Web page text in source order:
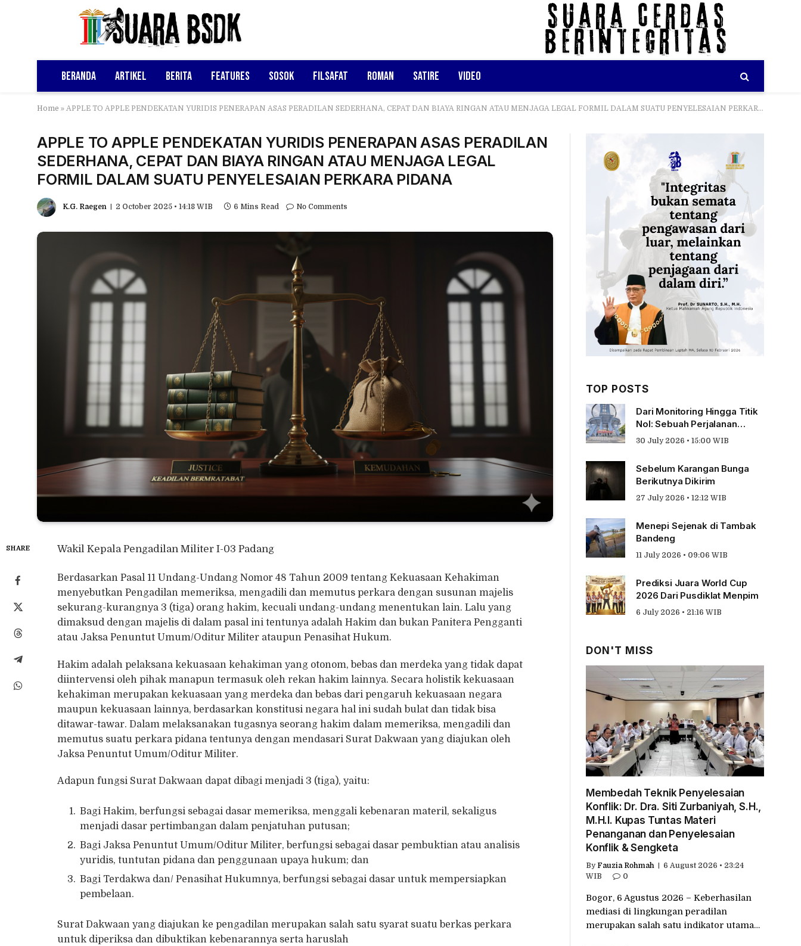
Beranda Artikel Berita Features Sosok Filsafat Roman Satire Video
Home » APPLE TO APPLE PENDEKATAN YURIDIS PENERAPAN ASAS PERADILAN SEDERHANA, CEPAT DAN BIAYA RINGAN ATAU MENJAGA LEGAL FORMIL DALAM SUATU PENYELESAIAN PERKARA PIDANA
APPLE TO APPLE PENDEKATAN YURIDIS PENERAPAN ASAS PERADILAN
SEDERHANA, CEPAT DAN BIAYA RINGAN ATAU MENJAGA LEGAL
FORMIL DALAM SUATU PENYELESAIAN PERKARA PIDANA
K.G. Raegen 2 October 2025 • 14:18 WIB 6 Mins Read No Comments
SHARE Wakil Kepala Pengadilan Militer I-03 Padang
Berdasarkan Pasal 11 Undang-Undang Nomor 48 Tahun 2009 tentang Kekuasaan Kehakiman
menyebutkan Pengadilan memeriksa, mengadili dan memutus perkara dengan susunan majelis
sekurang-kurangnya 3 (tiga) orang hakim, kecuali undang-undang menentukan lain. Lalu yang
dimaksud dengan majelis di dalam pasal ini tentunya adalah Hakim dan bukan Panitera Pengganti
atau Jaksa Penuntut Umum/Oditur Militer ataupun Penasihat Hukum.
Hakim adalah pelaksana kekuasaan kehakiman yang otonom, bebas dan merdeka yang tidak dapat
diintervensi oleh pihak manapun termasuk oleh rekan hakim lainnya. Secara holistik kekuasaan
kehakiman merupakan kekuasaan yang merdeka dan bebas dari pengaruh kekuasaan negara
maupun kekuasaan lainnya, berdasarkan konstitusi negara hal ini sudah bulat dan tidak bisa
ditawar-tawar. Dalam melaksanakan tugasnya seorang hakim dalam memeriksa, mengadili dan
memutus suatu perkara pidana tentunya dengan mendasari Surat Dakwaan yang diajukan oleh
Jaksa Penuntut Umum/Oditur Militer.
Adapun fungsi Surat Dakwaan dapat dibagi menjadi 3 (tiga), yaitu:
Bagi Hakim, berfungsi sebagai dasar memeriksa, menggali kebenaran materil, sekaligus
menjadi dasar pertimbangan dalam penjatuhan putusan;
Bagi Jaksa Penuntut Umum/Oditur Militer, berfungsi sebagai dasar pembuktian atau analisis
yuridis, tuntutan pidana dan penggunaan upaya hukum; dan
Bagi Terdakwa dan/ Penasihat Hukumnya, berfungsi sebagai dasar untuk mempersiapkan
pembelaan.
Surat Dakwaan yang diajukan ke pengadilan merupakan salah satu syarat suatu berkas perkara
untuk diperiksa dan dibuktikan kebenarannya serta haruslah
TOP POSTS
Dari Monitoring Hingga Titik
Nol: Sebuah Perjalanan
Tentang Pengabdian
30 July 2026 • 15:00 WIB
Sebelum Karangan Bunga
Berikutnya Dikirim
27 July 2026 • 12:12 WIB
Menepi Sejenak di Tambak
Bandeng
11 July 2026 • 09:06 WIB
Prediksi Juara World Cup
2026 Dari Pusdiklat Menpim
6 July 2026 • 21:16 WIB
DON'T MISS
Membedah Teknik Penyelesaian
Konflik: Dr. Dra. Siti Zurbaniyah, S.H.,
M.H.I. Kupas Tuntas Materi
Penanganan dan Penyelesaian
Konflik & Sengketa
By Fauzia Rohmah
6 August 2026 • 23:24
WIB
0
Bogor, 6 Agustus 2026 – Keberhasilan
mediasi di lingkungan peradilan
merupakan salah satu indikator utama…